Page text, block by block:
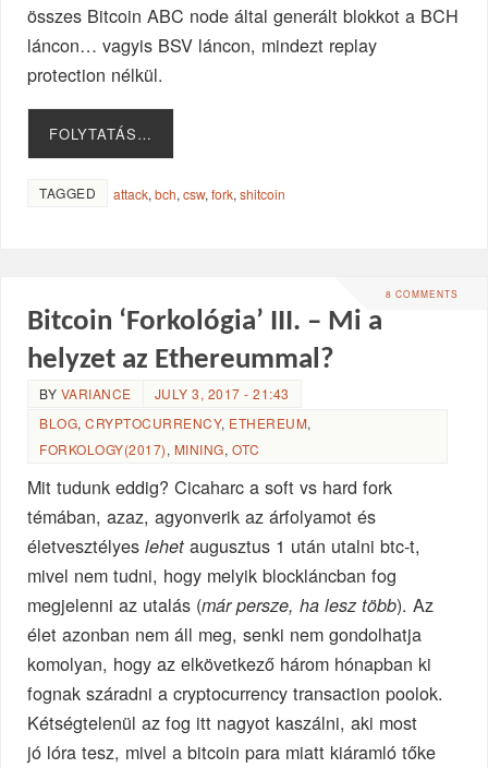
összes Bitcoin ABC node által generált blokkot a BCH
láncon… vagyis BSV láncon, mindezt replay
protection nélkül.
FOLYTATÁS…
TAGGED attack,bch,csw,fork,shitcoin
8 COMMENTS
Bitcoin ‘Forkológia’ III. – Mi a
helyzet az Ethereummal?
BY VARIANCE
JULY 3, 2017 - 21:43
BLOG,CRYPTOCURRENCY, ETHEREUM,
FORKOLOGY(2017), MINING, OTC
Mit tudunk eddig? Cicaharc a soft vs hard fork
témában, azaz, agyonverik az árfolyamot és
életvesztélyeslehet augusztus 1 után utalni btc-t,
mivel nem tudni, hogy melyik blockláncban fog
megjelenni az utalás (már persze, ha lesz több). Az
élet azonban nem áll meg, senki nem gondolhatja
komolyan, hogy az elkövetkező három hónapban ki
fognak száradni a cryptocurrency transaction poolok.
Kétségtelenül az fog itt nagyot kaszálni, aki most
jó lóra tesz, mivel a bitcoin para miatt kiáramló tőke